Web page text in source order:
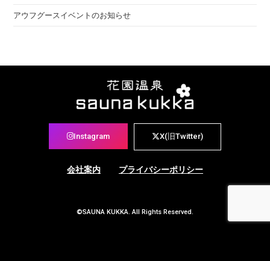
アウフグースイベントのお知らせ
Instagram X(旧Twitter)
会社案内 プライバシーポリシー
©SAUNA KUKKA. All Rights Reserved.